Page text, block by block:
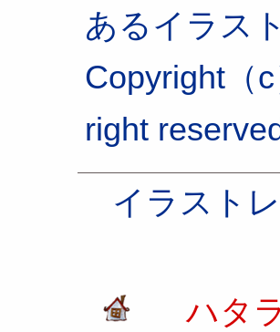
あるイラス
Copyright
right
イラスト
ハタ